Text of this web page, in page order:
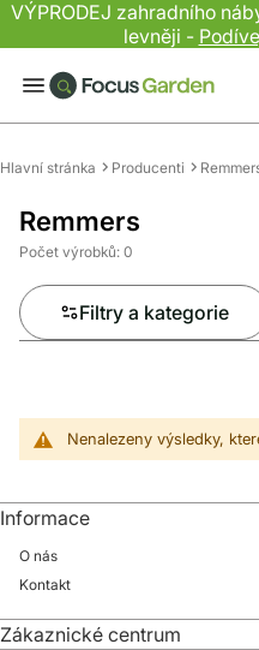
VÝPRODEJ zahradního
levněji -
Hlavní stránka Producenti
Remmers
Počet výrobků: 0
Filtry a kategorie
Nenalezeny výsledky,
Informace
O nás
Kontakt
Zákaznické centrum